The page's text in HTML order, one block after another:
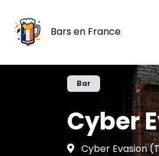
Bars en France
Bar
Cyber
Cyber Evasion